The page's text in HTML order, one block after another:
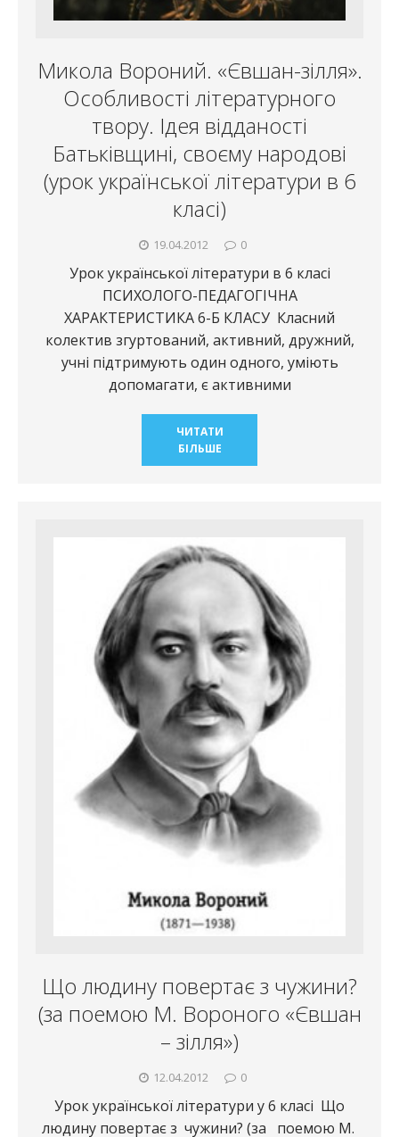
Микола Вороний. «Євшан-зілля».
Особливості літературного
твору. Ідея відданості
Батьківщині, своєму народові
(урок української літератури в 6
класі)
19.04.2012 0
Урок української літератури в 6 класі
ПСИХОЛОГО-ПЕДАГОГІЧНА
ХАРАКТЕРИСТИКА 6-Б КЛАСУ Класний
колектив згуртований, активний, дружний,
учнi пiдтримують один одного, умiють
допомагати, є активними
ЧИТАТИ
БІЛЬШЕ
Що людину повертає з чужини?
(за поемою М. Вороного «Євшан
– зілля»)
12.04.2012 0
Урок української літератури у 6 класі Що
людину повертає з чужини? (за поемою М.